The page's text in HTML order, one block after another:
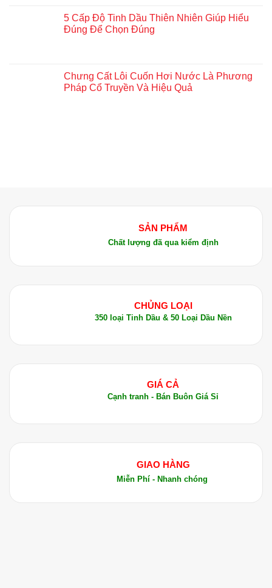
5 Cấp Độ Tinh Dầu Thiên Nhiên Giúp Hiểu
Đúng Để Chọn Đúng
Chưng Cất Lôi Cuốn Hơi Nước Là Phương
Pháp Cổ Truyền Và Hiệu Quả
SẢN PHẨM
Chất lượng đã qua kiểm định
CHỦNG LOẠI
350 loại Tinh Dầu & 50 Loại Dầu Nền
GIÁ CẢ
Cạnh tranh - Bán Buôn Giá Sỉ
GIAO HÀNG
Miễn Phí - Nhanh chóng